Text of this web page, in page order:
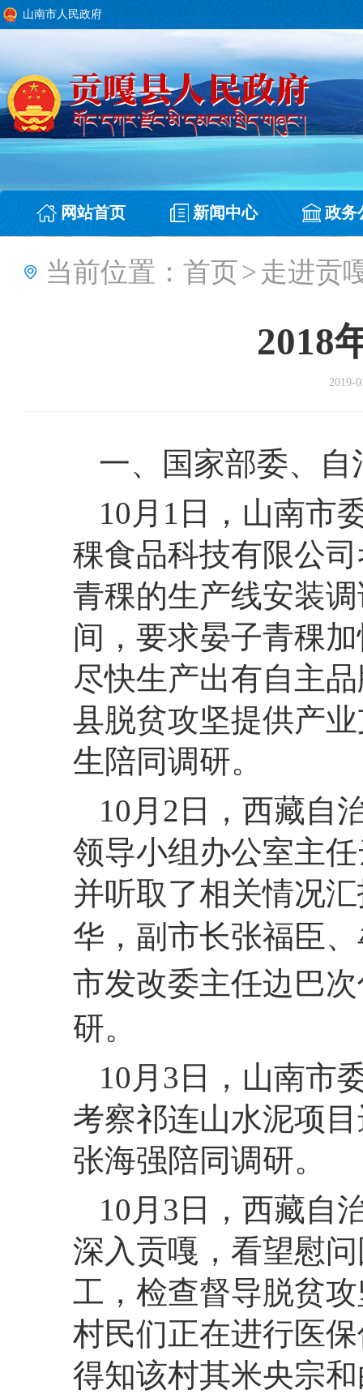
山南市人民政府
网站首页 新闻中心 政务
当前位置： 首页>走进贡
2018
2019-
一、国家部委、
10月1日， 山南市
稞食品科技有限公
青稞的生产线安装
间，要求晏子青稞
尽快生产出有自主
县脱贫攻坚提供产
生陪同调研。
10月2日，西藏自
领导小组办公室主
并听取了相关情况
华，副市长张福臣
市发改委主任边巴
研。
10月3日，山南市
考察祁连山水泥项
张海强陪同调研。
10月3日，西藏自
深入贡嘎，看望慰
工，检查督导脱贫
村民们正在进行医
得知该村其米央宗